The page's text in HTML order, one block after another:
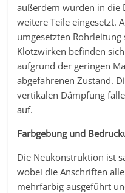
außerdem wurden in die
weitere Teile eingesetzt.
umgesetzten
Klotzwirken befinden
aufgrund der geringen
abgefahrenen Zustand.
vertikalen Dämpfung
auf.
Farbgebung und
Die Neukonstruktion ist
wobei die Anschriften
mehrfarbig ausgeführt